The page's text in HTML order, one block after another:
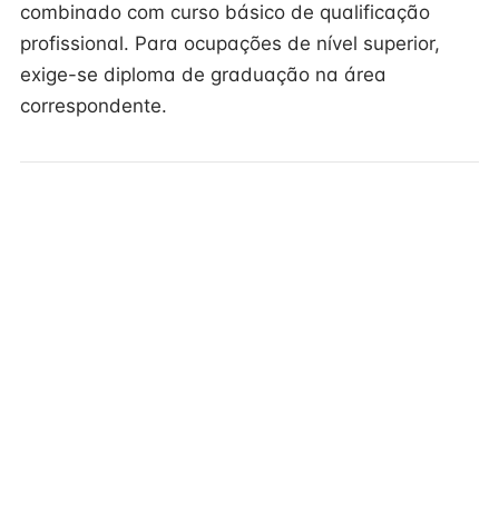
combinado com curso básico de qualificação
profissional. Para ocupações de nível superior,
exige-se diploma de graduação na área
correspondente.